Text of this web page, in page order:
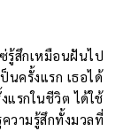
รู้สึกเหมือนฝันไป
นครั้งแรก เธอได้
แรกในชีวิต ได้ใช้
วามรู้สึกทั้งมวลที่